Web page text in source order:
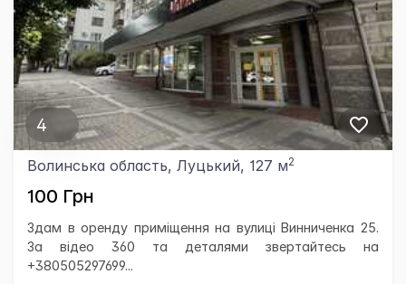
4
Волинська область, Луцький, 127 м2
100 Грн
Здам в оренду приміщення на вулиці Винниченка 25.
За відео 360 та деталями звертайтесь на
+380505297699...